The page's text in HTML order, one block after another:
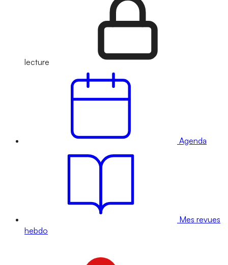
lecture
Agenda
Mes revues
hebdo